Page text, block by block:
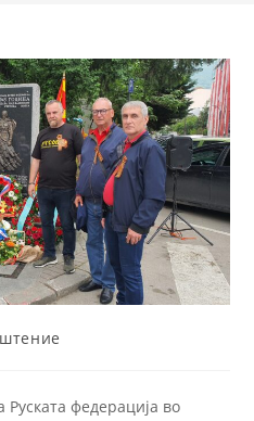
федерација во